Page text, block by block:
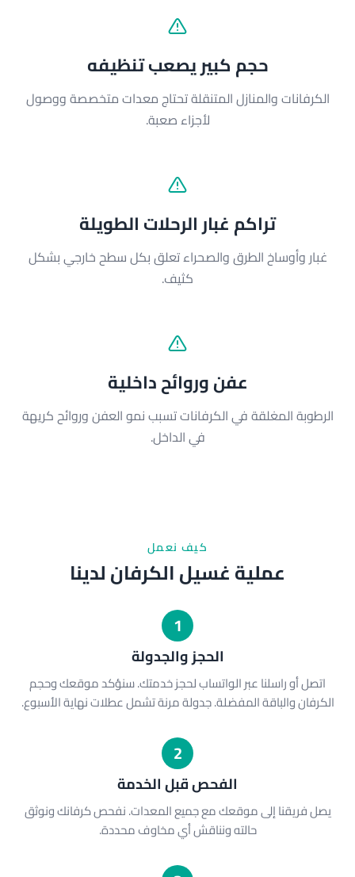
حجم كبير يصعب تنظيفه
الكرفانات والمنازل المتنقلة تحتاج معدات متخصصة ووصول
لأجزاء صعبة.
تراكم غبار الرحلات الطويلة
غبار وأوساخ الطرق والصحراء تعلق بكل سطح خارجي بشكل
كثيف.
عفن وروائح داخلية
الرطوبة المغلقة في الكرفانات تسبب نمو العفن وروائح كريهة
في الداخل.
كيف نعمل
عملية غسيل الكرفان لدينا
1
الحجز والجدولة
اتصل أو راسلنا عبر الواتساب لحجز خدمتك. سنؤكد موقعك وحجم
الكرفان والباقة المفضلة. جدولة مرنة تشمل عطلات نهاية الأسبوع.
2
الفحص قبل الخدمة
يصل فريقنا إلى موقعك مع جميع المعدات. نفحص كرفانك ونوثق
حالته ونناقش أي مخاوف محددة.